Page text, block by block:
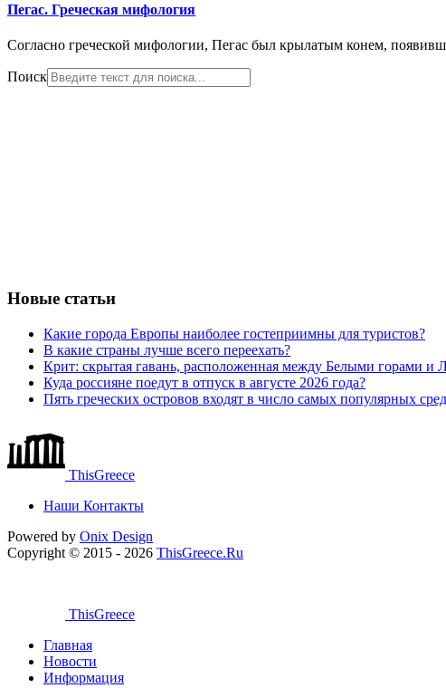
Пегас. Греческая мифология
Согласно греческой мифологии, Пегас был крылатым конем,
Поиск
Новые статьи
Какие города Европы наиболее гостеприимны для туристов?
В какие страны лучше всего переехать?
Крит: скрытая гавань, расположенная между Белыми горами и
Куда россияне поедут в отпуск в августе 2026 года?
Пять греческих островов входят в число самых популярных
ThisGreece
Наши Контакты
Powered by Onix Design
Copyright © 2015 - 2026 ThisGreece.Ru
ThisGreece
Главная
Новости
Информация